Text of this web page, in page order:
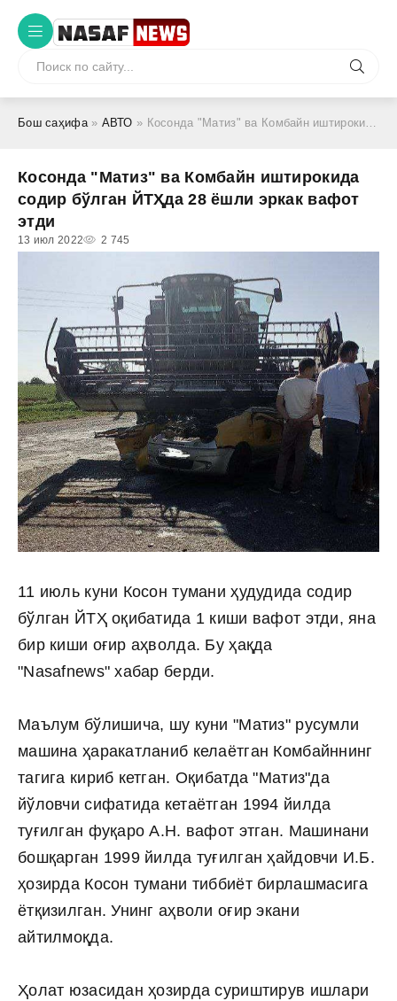
Бош саҳифа» АВТО » Косонда "Матиз" ва Комбайн иштирокида содир бўлган ЙТҲда 28 ёшли эркак вафот этди
Косонда "Матиз" ва Комбайн иштирокида
содир бўлган ЙТҲда 28 ёшли эркак вафот
этди
13 июл 2022 2 745
11 июль куни Косон тумани ҳудудида содир
бўлган ЙТҲ оқибатида 1 киши вафот этди, яна
бир киши оғир аҳволда. Бу ҳақда
"Nasafnews" хабар берди.
Маълум бўлишича, шу куни "Матиз" русумли
машина ҳаракатланиб келаётган Комбайннинг
тагига кириб кетган. Оқибатда "Матиз"да
йўловчи сифатида кетаётган 1994 йилда
туғилган фуқаро А.Н. вафот этган. Машинани
бошқарган 1999 йилда туғилган ҳайдовчи И.Б.
ҳозирда Косон тумани тиббиёт бирлашмасига
ётқизилган. Унинг аҳволи оғир экани
айтилмоқда.
Ҳолат юзасидан ҳозирда суриштирув ишлари